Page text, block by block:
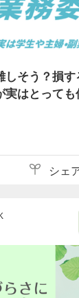
しそう？損
実はとっても
シェ